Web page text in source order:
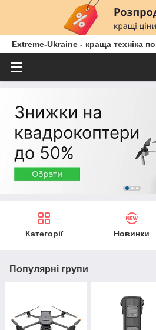
Extreme-Ukraine - краща техніка
Категорії Новинки
Популярні групи